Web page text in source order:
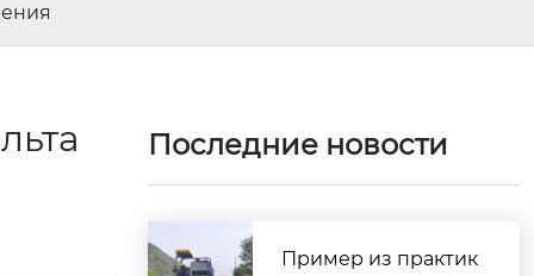
Последние новости
Пример из практик